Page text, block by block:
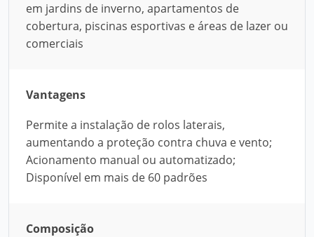
em jardins de inverno, apartamentos de
cobertura, piscinas esportivas e áreas de lazer ou
comerciais
Vantagens
Permite a instalação de rolos laterais,
aumentando a proteção contra chuva e vento;
Acionamento manual ou automatizado;
Disponível em mais de 60 padrões
Composição